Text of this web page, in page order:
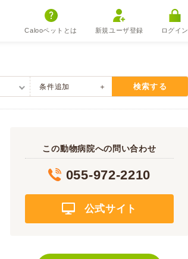
Calooペットとは 新規ユーザ登録 ログイン
条件追加 検索する
この動物病院への問い合わせ
055-972-2210
公式サイト